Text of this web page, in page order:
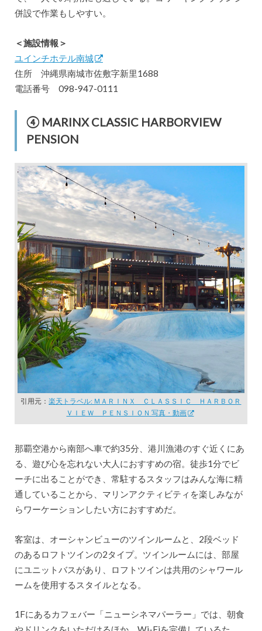
併設で作業もしやすい。
＜施設情報＞
ユインチホテル南城
住所 沖縄県南城市佐敷字新里1688
電話番号 098-947-0111
④ MARINX CLASSIC HARBORVIEW
PENSION
引用元：楽天トラベル: ＭＡＲＩＮＸ ＣＬＡＳＳＩＣ ＨＡＲＢＯＲ
ＶＩＥＷ ＰＥＮＳＩＯＮ 写真・動画
那覇空港から南部へ車で約35分、港川漁港のすぐ近くにあ
る、遊び心を忘れない大人におすすめの宿。徒歩1分でビ
ーチに出ることができ、常駐するスタッフはみんな海に精
通していることから、マリンアクティビティを楽しみなが
らワーケーションしたい方におすすめだ。
客室は、オーシャンビューのツインルームと、2段ベッド
のあるロフトツインの2タイプ。ツインルームには、部屋
にユニットバスがあり、ロフトツインは共用のシャワール
ームを使用するスタイルとなる。
1Fにあるカフェバー「ニューシネマパーラー」では、朝食